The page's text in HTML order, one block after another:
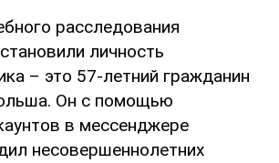
расследования
личность
– это 57-летний гражданин
Он с помощью
в мессенджере
несовершеннолетних